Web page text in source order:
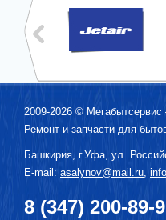
2009-2026 © Мегабытсервис
Ремонт и запчасти для
Башкирия, г.Уфа ул.
E-mail: asalynov@mail.ru
8 (347) 200-89-